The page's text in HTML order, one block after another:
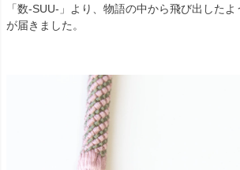
「数-SUU-」より、物語の中から飛び出した
が届きました。